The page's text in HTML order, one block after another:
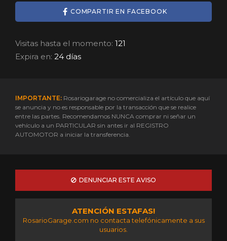
COMPARTIR EN FACEBOOK
Visitas hasta el momento: 121
Expira en: 24 días
IMPORTANTE: Rosariogarage no comercializa el artículo que aquí
se anuncia y no es responsable por la transacción que se realice
entre las partes. Recomendamos NUNCA comprar ni señar un
vehículo a un PARTICULAR sin antes ir al REGISTRO
AUTOMOTOR a iniciar la transferencia.
DENUNCIAR ESTE AVISO
ATENCIÓN ESTAFAS!
RosarioGarage.com no contacta telefónicamente a sus
usuarios.